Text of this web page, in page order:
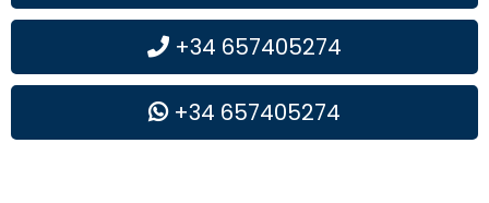
+34 657405274
+34 657405274